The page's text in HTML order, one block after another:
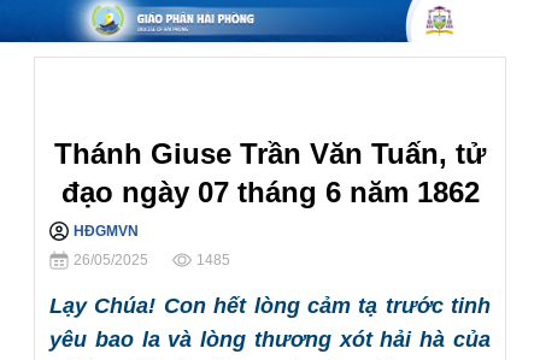
Thánh Giuse Trần Văn Tuấn, tử
đạo ngày 07 tháng 6 năm 1862
HĐGMVN
26/05/2025
1485
Lạy Chúa! Con hết lòng cảm tạ trước tinh
yêu bao la và lòng thương xót hải hà của